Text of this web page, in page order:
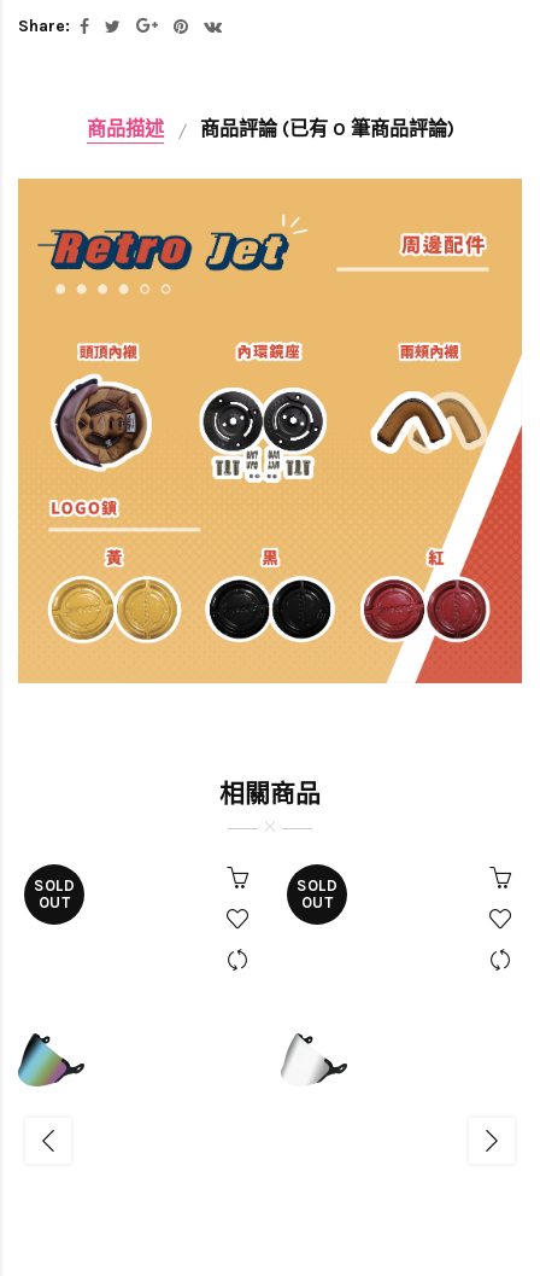
Share:
商品描述 商品評論 (已有 0 筆商品評論)
相關商品
SOLD
OUT
SOLD
OUT